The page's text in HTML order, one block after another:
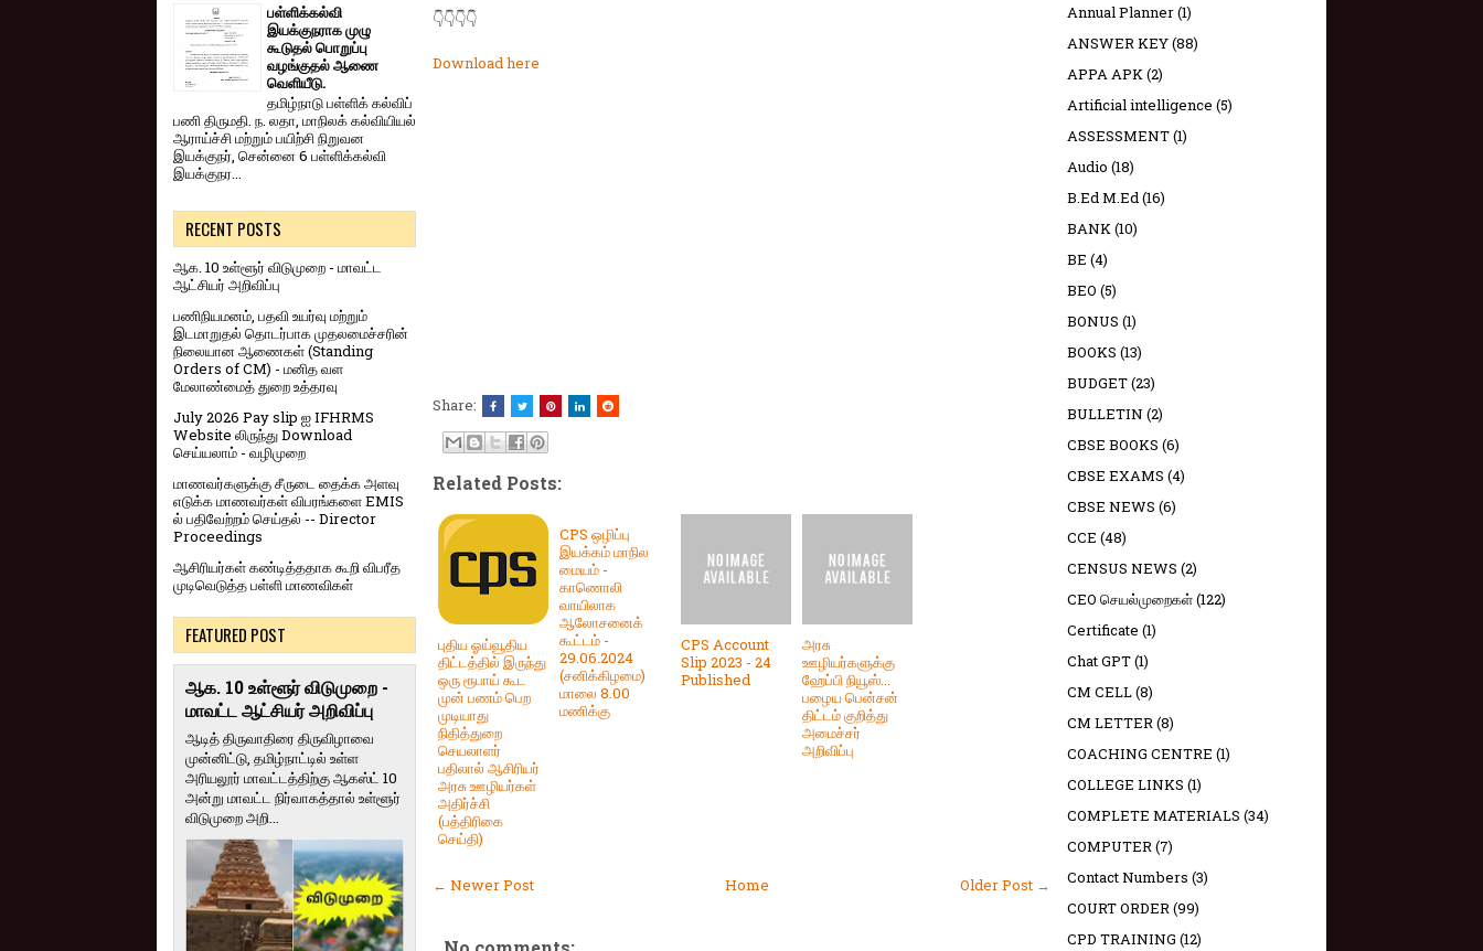
👇👇👇👇
Download here
Share:
Related Posts:
புதிய ஓய்வூதிய
திட்டத்தில் இருந்து
ஒரு ரூபாய் கூட
முன் பணம் பெற
முடியாது
நிதித்துறை
செயலாளர்
பதிலால் ஆசிரியர்
அரசு ஊழியர்கள்
அதிர்ச்சி
(பத்திரிகை
செய்தி)
CPS ஒழிப்பு
இயக்கம் மாநில
மையம் -
காணொலி
வாயிலாக
ஆலோசனைக்
கூட்டம் -
29.06.2024
(சனிக்கிழமை)
மாலை 8.00
மணிக்கு
CPS Account
Slip 2023 - 24
Published
அரசு
ஊழியர்களுக்கு
ஹேப்பி நியூஸ்...
பழைய பென்சன்
திட்டம் குறித்து
அமைச்சர்
அறிவிப்பு
← Newer Post Older Post →
Home
பள்ளிக்கல்வி
இயக்குநராக முழு
கூடுதல் பொறுப்பு
வழங்குதல் ஆணை
வெளியீடு.
தமிழ்நாடு பள்ளிக் கல்விப்
பணி திருமதி. ந. லதா, மாநிலக் கல்வியியல்
ஆராய்ச்சி மற்றும் பயிற்சி நிறுவன
இயக்குநர், சென்னை 6 பள்ளிக்கல்வி
இயக்குநர...
RECENT POSTS
ஆக. 10 உள்ளூர் விடுமுறை - மாவட்ட
ஆட்சியர் அறிவிப்பு
பணிநியமனம், பதவி உயர்வு மற்றும்
இடமாறுதல் தொடர்பாக முதலமைச்சரின்
நிலையான ஆணைகள் (Standing
Orders of CM) - மனித வள
மேலாண்மைத் துறை உத்தரவு
July 2026 Pay slip ஐ IFHRMS
Website லிருந்து Download
செய்யலாம் - வழிமுறை
மாணவர்களுக்கு சீருடை தைக்க அளவு
எடுக்க மாணவர்கள் விபரங்களை EMIS
ல் பதிவேற்றம் செய்தல் -- Director
Proceedings
ஆசிரியர்கள் கண்டித்ததாக கூறி விபரீத
முடிவெடுத்த பள்ளி மாணவிகள்
FEATURED POST
ஆக. 10 உள்ளூர் விடுமுறை -
மாவட்ட ஆட்சியர் அறிவிப்பு
ஆடித் திருவாதிரை திருவிழாவை
முன்னிட்டு, தமிழ்நாட்டில் உள்ள
அரியலூர் மாவட்டத்திற்கு ஆகஸ்ட் 10
அன்று மாவட்ட நிர்வாகத்தால் உள்ளூர்
விடுமுறை அறி...
Annual Planner(1)
ANSWER KEY(88)
APPA APK(2)
Artificial intelligence (5)
ASSESSMENT(1)
Audio (18)
B.Ed M.Ed(16)
BANK(10)
BE (4)
BEO (5)
BONUS (1)
BOOKS (13)
BUDGET(23)
BULLETIN (2)
CBSE BOOKS (6)
CBSE EXAMS (4)
CBSE NEWS (6)
CCE (48)
CENSUS NEWS (2)
CEO செயல்முறைகள்(122)
Certificate (1)
Chat GPT(1)
CM CELL(8)
CM LETTER(8)
COACHING CENTRE (1)
COLLEGE LINKS (1)
COMPLETE MATERIALS (34)
COMPUTER(7)
Contact Numbers (3)
COURT ORDER(99)
CPD TRAINING (12)